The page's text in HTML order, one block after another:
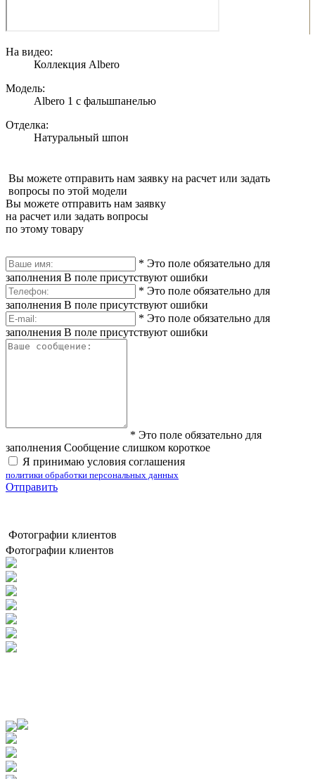
На видео:
Коллекция Albero
Модель:
Albero 1 с фальшпанелью
Отделка:
Натуральный шпон
Вы можете отправить нам заявку на расчет или задать
вопросы по этой модели
Вы можете отправить нам заявку
на расчет или задать вопросы
по этому товару
* Это поле обязательно для
заполнения В поле присутствуют ошибки
* Это поле обязательно для
заполнения В поле присутствуют ошибки
* Это поле обязательно для
заполнения В поле присутствуют ошибки
* Это поле обязательно для
заполнения Сообщение слишком короткое
Я принимаю условия соглашения
политики обработки персональных данных
Отправить
Фотографии клиентов
Фотографии клиентов